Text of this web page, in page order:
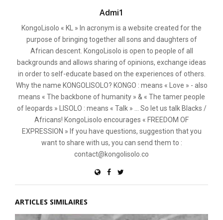
Admi1
KongoLisolo « KL » In acronym is a website created for the
purpose of bringing together all sons and daughters of
African descent. KongoLisolo is open to people of all
backgrounds and allows sharing of opinions, exchange ideas
in order to self-educate based on the experiences of others.
Why the name KONGOLISOLO? KONGO : means « Love » - also
means « The backbone of humanity » & « The tamer people
of leopards » LISOLO : means « Talk » ... So let us talk Blacks /
Africans! KongoLisolo encourages « FREEDOM OF
EXPRESSION » If you have questions, suggestion that you
want to share with us, you can send them to :
contact@kongolisolo.co
ARTICLES SIMILAIRES